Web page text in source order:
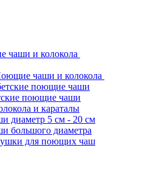
чаши и колокола
чаши и колокола
поющие чаши
поющие чаши
и караталы
диаметр 5 см - 20 см
большого диаметра
для поющих чаш